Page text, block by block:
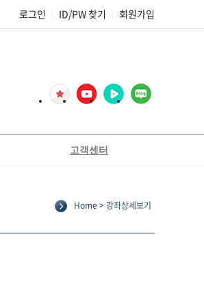
로그인 ID/PW 찾기 회원가입
고객센터
Home > 강좌상세보기